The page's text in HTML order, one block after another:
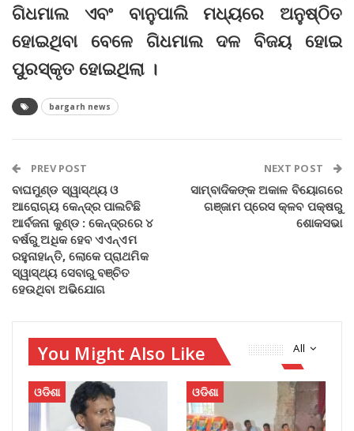
ଗିଧମାଲ ଏବଂ ବାନୁପାଲି ମଧ୍ୟରେ ଅନୁଷ୍ଠିତ
ହୋଇଥିବା ବେଳେ ଗିଧମାଲ ଦଳ ବିଜୟ ହୋଇ
ପୁରସ୍କୃତ ହୋଇଥିଲା ।
bargarh news
PREV POST
ବାଘମୁଣ୍ଡ ସ୍ୱାସ୍ଥ୍ୟ ଓ
ଆରୋଗ୍ୟ କେନ୍ଦ୍ର ପାଲଟିଛି
ଆର୍ବଜନା କୁଣ୍ଡ : କେନ୍ଦ୍ରରେ ୪
ବର୍ଷରୁ ଅଧିକ ହେବ ଏଏନ୍ଏମ
ରହୁନାହାନ୍ତି, ଲୋକେ ପ୍ରାଥମିକ
ସ୍ୱାସ୍ଥ୍ୟ ସେବାରୁ ବଞ୍ଚିତ
ହେଉଥିବା ଅଭିଯୋଗ
NEXT POST
ସାମ୍ବାଦିକଙ୍କ ଅକାଳ ବିୟୋଗରେ
ଗଞ୍ଜାମ ପ୍ରେସ କ୍ଳବ ପକ୍ଷରୁ
ଶୋକସଭା
All
You Might Also Like
ଓଡିଶା ଓଡିଶା